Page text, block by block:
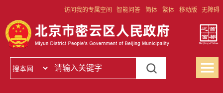
访问我的专属空间 智能问答 简体 繁体 移动版 无障碍